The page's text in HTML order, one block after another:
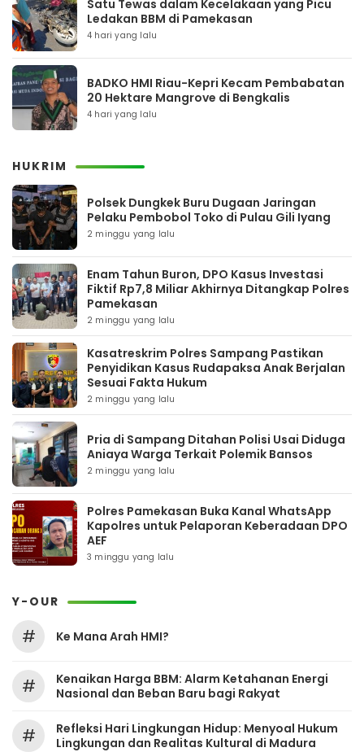
Satu Tewas dalam Kecelakaan yang Picu
Ledakan BBM di Pamekasan
4 hari yang lalu
BADKO HMI Riau-Kepri Kecam Pembabatan
20 Hektare Mangrove di Bengkalis
4 hari yang lalu
HUKRIM
Polsek Dungkek Buru Dugaan Jaringan
Pelaku Pembobol Toko di Pulau Gili Iyang
2 minggu yang lalu
Enam Tahun Buron, DPO Kasus Investasi
Fiktif Rp7,8 Miliar Akhirnya Ditangkap Polres
Pamekasan
2 minggu yang lalu
Kasatreskrim Polres Sampang Pastikan
Penyidikan Kasus Rudapaksa Anak Berjalan
Sesuai Fakta Hukum
2 minggu yang lalu
Pria di Sampang Ditahan Polisi Usai Diduga
Aniaya Warga Terkait Polemik Bansos
2 minggu yang lalu
Polres Pamekasan Buka Kanal WhatsApp
Kapolres untuk Pelaporan Keberadaan DPO
AEF
3 minggu yang lalu
Y-OUR
# Ke Mana Arah HMI?
#
Kenaikan Harga BBM: Alarm Ketahanan Energi
Nasional dan Beban Baru bagi Rakyat
#
Refleksi Hari Lingkungan Hidup: Menyoal Hukum
Lingkungan dan Realitas Kultural di Madura